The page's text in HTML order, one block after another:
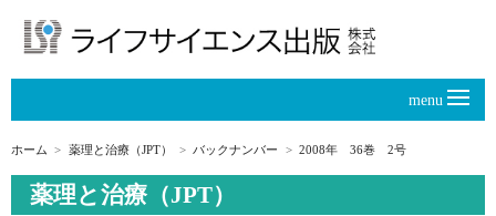
menu
ホーム 薬理と治療（JPT） バックナンバー 2008年 36巻 2号
薬理と治療（JPT）